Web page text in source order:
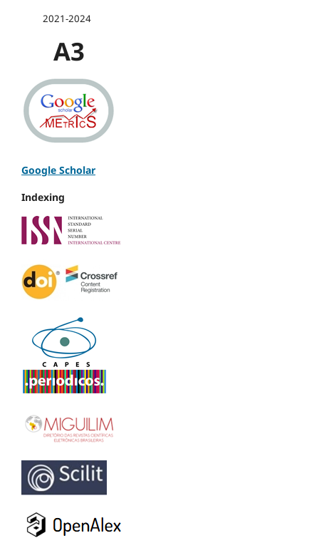
2021-2024
A3
Google Scholar
Indexing